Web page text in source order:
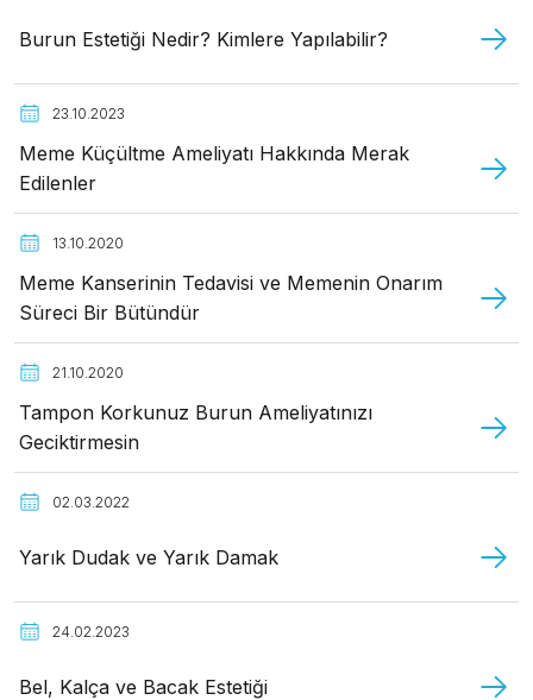
Burun Estetiği Nedir? Kimlere Yapılabilir?
23.10.2023
Meme Küçültme Ameliyatı Hakkında Merak
Edilenler
13.10.2020
Meme Kanserinin Tedavisi ve Memenin Onarım
Süreci Bir Bütündür
21.10.2020
Tampon Korkunuz Burun Ameliyatınızı
Geciktirmesin
02.03.2022
Yarık Dudak ve Yarık Damak
24.02.2023
Bel, Kalça ve Bacak Estetiği